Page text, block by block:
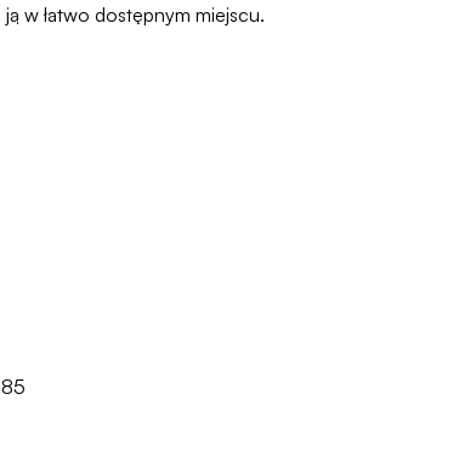
w łatwo dostępnym miejscu.